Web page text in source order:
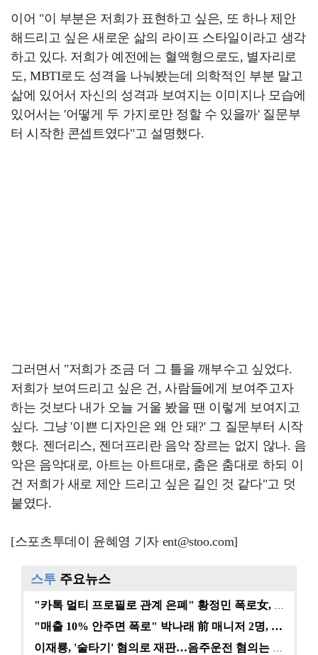
이어 "이 부분은 저희가 표현하고 싶은, 또 하나 제안
해드리고 싶은 새로운 삶의 라이프 스타일이라고 생각
하고 있다. 저희가 예전에는 혈액형으로도, 별자리로
도, MBTI로도 성격을 나눠봤는데 의학적인 부분 말고
삶에 있어서 자신의 성격과 보여지는 이미지나 모습에
있어서는 '어떻게 두 가지로만 정할 수 있을까' 질문부
터 시작한 콘셉트였다"고 설명했다.
그러면서 "저희가 조금 더 그 틀을 깨부수고 싶었다.
저희가 보여드리고 싶은 건, 사람들에게 보여주고자
하는 것보다 내가 오늘 거울 봤을 땐 이렇게 보여지고
싶다. 그냥 '이쁜 디자인은 왜 안 돼?' 그 질문부터 시작
했다. 젠더리스, 젠더프리란 음악 장르는 없지 않나. 음
악은 음악대로, 아트는 아트대로, 춤은 춤대로 하되 이
건 저희가 새로 제안 드리고 싶은 길인 것 같다"고 덧
붙였다.
[스포츠투데이 윤혜영 기자 ent@stoo.com]
스투 주요뉴스
"카톡 멀티 프로필로 관계 은폐" 황정민 폭로女, 문자…
"매출 10% 안주면 폭로" 박나래 前 매니저 2명, …
이재룡, '술타기' 혐의로 재판…음주운전 혐의는 미적용…